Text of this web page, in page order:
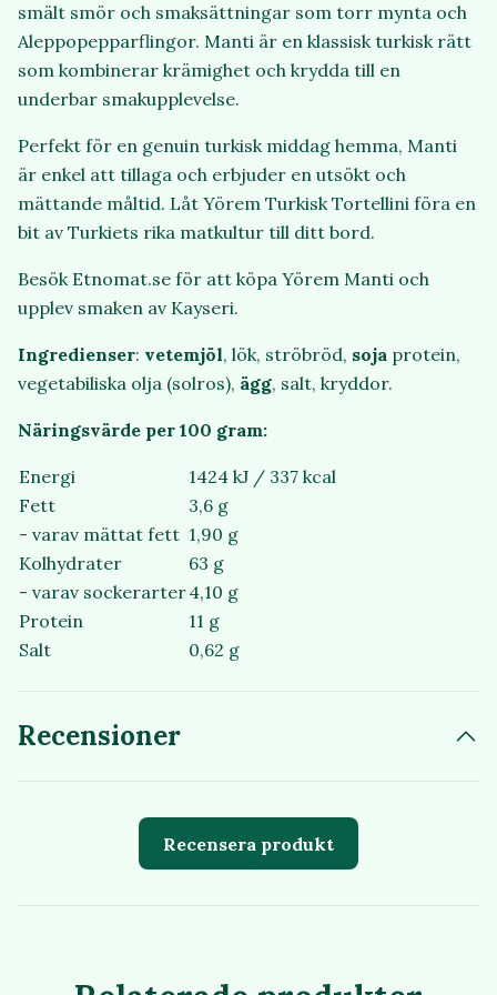
smält smör och smaksättningar som torr mynta och
Aleppopepparflingor. Manti är en klassisk turkisk rätt
som kombinerar krämighet och krydda till en
underbar smakupplevelse.
Perfekt för en genuin turkisk middag hemma, Manti
är enkel att tillaga och erbjuder en utsökt och
mättande måltid. Låt Yörem Turkisk Tortellini föra en
bit av Turkiets rika matkultur till ditt bord.
Besök Etnomat.se för att köpa Yörem Manti och
upplev smaken av Kayseri.
Ingredienser: vetemjöl, lök, ströbröd, soja protein,
vegetabiliska olja (solros), ägg, salt, kryddor.
Näringsvärde per 100 gram:
Energi
1424 kJ / 337 kcal
Fett
3,6 g
- varav mättat fett 1,90 g
Kolhydrater
63 g
- varav sockerarter4,10 g
Protein
11 g
Salt
0,62 g
Recensioner
Recensera produkt